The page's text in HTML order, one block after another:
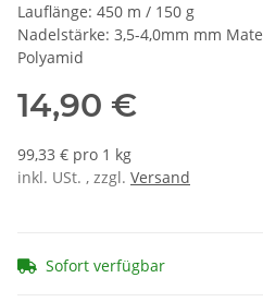
Lauflänge: 450 m / 150 g
Nadelstärke: 3,5-4,0mm mm
Polyamid
14,90 €
99,33 € pro 1 kg
inkl. USt. , zzgl. Versand
Sofort verfügbar